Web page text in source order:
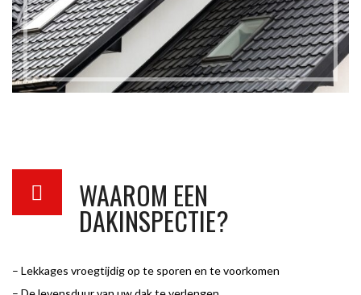
WAAROM EEN
DAKINSPECTIE?
– Lekkages vroegtijdig op te sporen en te voorkomen